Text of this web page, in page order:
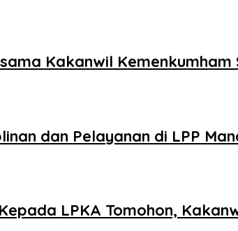
Kakanwil Kemenkumham
dan Pelayanan di LPP
LPKA Tomohon,